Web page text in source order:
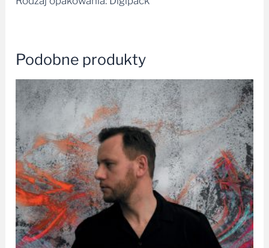
Podobne produkty
Zakres
cen:
od
34,99 zł
do
49,99 zł